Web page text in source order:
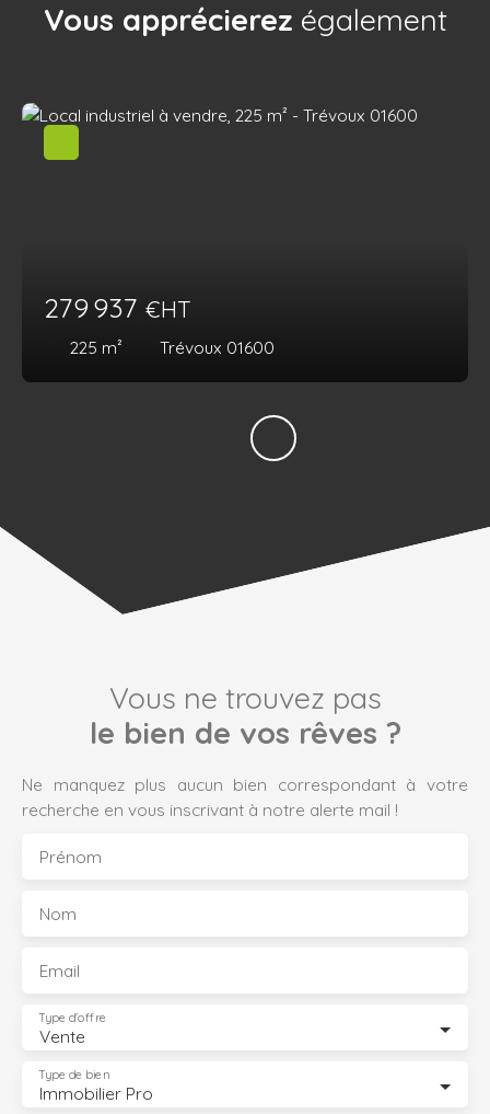
Vous apprécierez également
279 937 €HT
225 m² Trévoux 01600
Vous ne trouvez pas
le bien de vos rêves ?
Ne manquez plus aucun bien correspondant à votre
recherche en vous inscrivant à notre alerte mail !
Prénom
Nom
Email
Vente
Type d'offre
Immobilier Pro
Type de bien